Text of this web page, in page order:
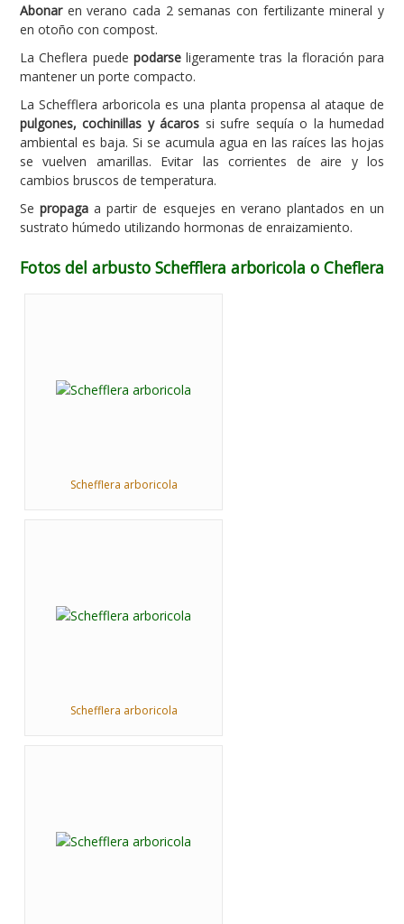
Abonaren verano cada 2 semanas con fertilizante mineral y
en otoño con compost.
La Cheflera puede podarseligeramente tras la floración para
mantener un porte compacto.
La Schefflera arboricola es una planta propensa al ataque de
pulgones, cochinillas y ácaros si sufre sequía o la humedad
ambiental es baja. Si se acumula agua en las raíces las hojas
se vuelven amarillas. Evitar las corrientes de aire y los
cambios bruscos de temperatura.
Sepropaga a partir de esquejes en verano plantados en un
sustrato húmedo utilizando hormonas de enraizamiento.
Fotos del arbusto Schefflera arboricola o Cheflera
Schefflera arboricola
Schefflera arboricola